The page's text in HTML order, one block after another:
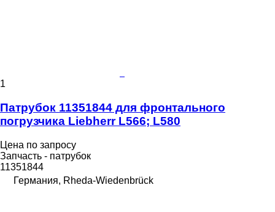
1
Патрубок 11351844 для фронтального
погрузчика Liebherr L566; L580
Цена по запросу
Запчасть - патрубок
11351844
Германия, Rheda-Wiedenbrück